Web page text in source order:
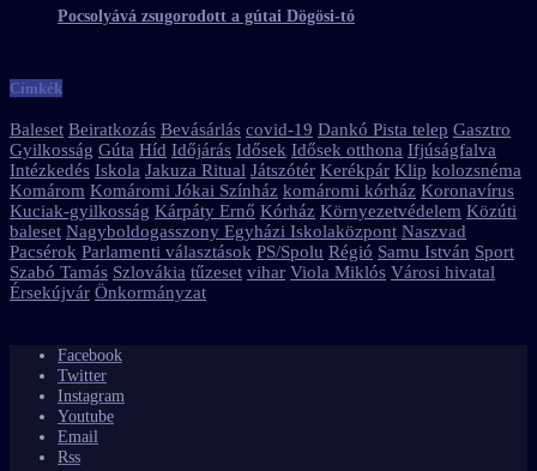
Pocsolyává zsugorodott a gútai Dögösi-tó
Címkék
Baleset Beiratkozás Bevásárlás covid-19 Dankó Pista telep Gasztro
Gyilkosság Gúta Híd Időjárás Idősek Idősek otthona Ifjúságfalva
Intézkedés Iskola Jakuza Ritual Játszótér Kerékpár Klip kolozsnéma
Komárom Komáromi Jókai Színház komáromi kórház Koronavírus
Kuciak-gyilkosság Kárpáty Ernő Kórház Környezetvédelem Közúti
baleset Nagyboldogasszony Egyházi Iskolaközpont Naszvad
Pacsérok Parlamenti választások PS/Spolu Régió Samu István Sport
Szabó Tamás Szlovákia tűzeset vihar Viola Miklós Városi hivatal
Érsekújvár Önkormányzat
Facebook
Twitter
Instagram
Youtube
Email
Rss